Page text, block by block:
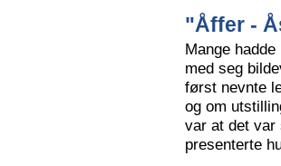
"Åffer -
Mange
med seg
først nevnte
og om
var at det var
presenterte